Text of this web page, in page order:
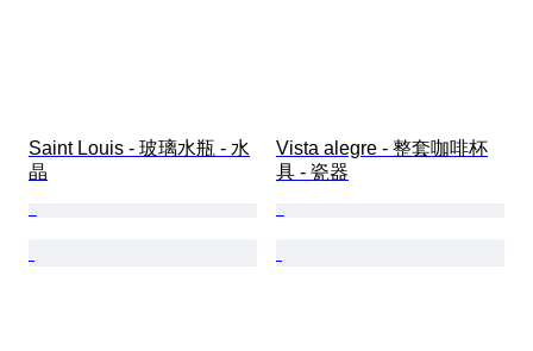
Saint Louis - 玻璃水瓶 - 水
晶
Vista alegre - 整套咖啡杯
具 - 瓷器